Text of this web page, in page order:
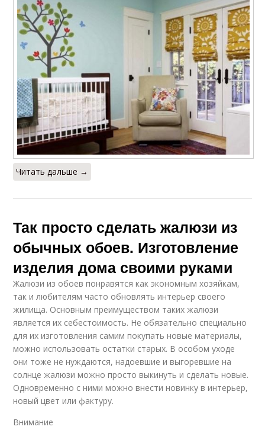
Читать дальше →
Так просто сделать жалюзи из
обычных обоев. Изготовление
изделия дома своими руками
Жалюзи из обоев понравятся как экономным хозяйкам,
так и любителям часто обновлять интерьер своего
жилища. Основным преимуществом таких жалюзи
является их себестоимость. Не обязательно специально
для их изготовления самим покупать новые материалы,
можно использовать остатки старых. В особом уходе
они тоже не нуждаются, надоевшие и выгоревшие на
солнце жалюзи можно просто выкинуть и сделать новые.
Одновременно с ними можно внести новинку в интерьер,
новый цвет или фактуру.
Внимание